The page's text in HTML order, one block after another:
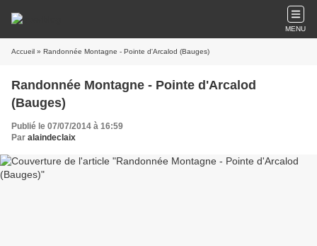
MENU
Accueil » Randonnée Montagne - Pointe d'Arcalod (Bauges)
Randonnée Montagne - Pointe d'Arcalod
(Bauges)
Publié le 07/07/2014 à 16:59
Par alaindeclaix